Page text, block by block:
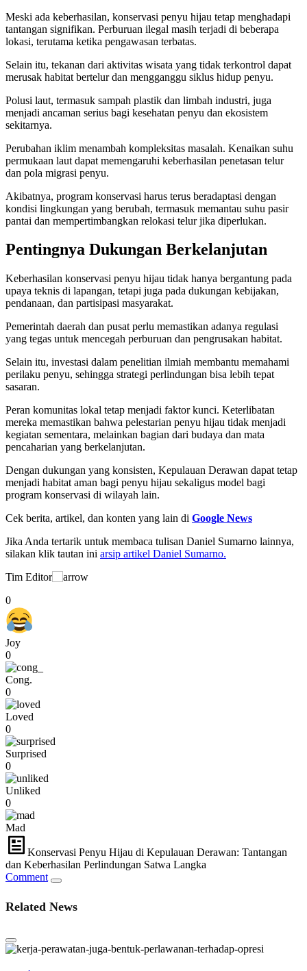
Meski ada keberhasilan, konservasi penyu hijau tetap menghadapi
tantangan signifikan. Perburuan ilegal masih terjadi di beberapa
lokasi, terutama ketika pengawasan terbatas.
Selain itu, tekanan dari aktivitas wisata yang tidak terkontrol dapat
merusak habitat bertelur dan mengganggu siklus hidup penyu.
Polusi laut, termasuk sampah plastik dan limbah industri, juga
menjadi ancaman serius bagi kesehatan penyu dan ekosistem
sekitarnya.
Perubahan iklim menambah kompleksitas masalah. Kenaikan suhu
permukaan laut dapat memengaruhi keberhasilan penetasan telur
dan pola migrasi penyu.
Akibatnya, program konservasi harus terus beradaptasi dengan
kondisi lingkungan yang berubah, termasuk memantau suhu pasir
pantai dan mempertimbangkan relokasi telur jika diperlukan.
Pentingnya Dukungan Berkelanjutan
Keberhasilan konservasi penyu hijau tidak hanya bergantung pada
upaya teknis di lapangan, tetapi juga pada dukungan kebijakan,
pendanaan, dan partisipasi masyarakat.
Pemerintah daerah dan pusat perlu memastikan adanya regulasi
yang tegas untuk mencegah perburuan dan pengrusakan habitat.
Selain itu, investasi dalam penelitian ilmiah membantu memahami
perilaku penyu, sehingga strategi perlindungan bisa lebih tepat
sasaran.
Peran komunitas lokal tetap menjadi faktor kunci. Keterlibatan
mereka memastikan bahwa pelestarian penyu hijau tidak menjadi
kegiatan sementara, melainkan bagian dari budaya dan mata
pencaharian yang berkelanjutan.
Dengan dukungan yang konsisten, Kepulauan Derawan dapat tetap
menjadi habitat aman bagi penyu hijau sekaligus model bagi
program konservasi di wilayah lain.
Cek berita, artikel, dan konten yang lain di Google News
Jika Anda tertarik untuk membaca tulisan Daniel Sumarno lainnya,
silakan klik tautan ini arsip artikel Daniel Sumarno.
Tim Editor
0
Joy
0
Cong.
0
Loved
0
Surprised
0
Unliked
0
Mad
Konservasi Penyu Hijau di Kepulauan Derawan: Tantangan
dan Keberhasilan Perlindungan Satwa Langka
Comment
Related News